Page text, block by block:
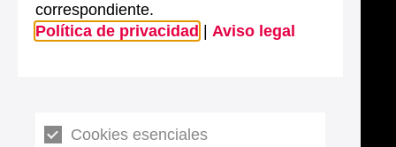
correspondiente.
Política de privacidad
Aviso legal
Cookies esenciales